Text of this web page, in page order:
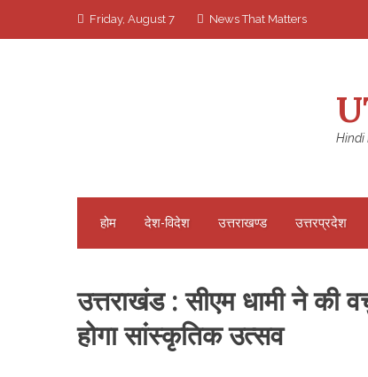
Friday, August 7 News That Matters
Hindi
होम देश-विदेश उत्तराखण्ड उत्तरप्रदेश
उत्तराखंड : सीएम धामी ने
होगा सांस्कृतिक उत्सव